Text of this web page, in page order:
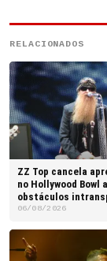
RELACIONADOS
ZZ Top cancela
no Hollywood Bowl
obstáculos
06/08/2026